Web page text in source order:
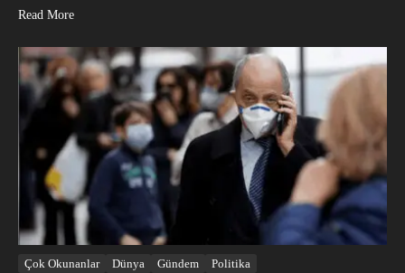
Read More
Çok Okunanlar Dünya Gündem Politika